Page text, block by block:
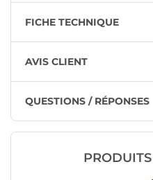
FICHE TECHNIQUE
AVIS CLIENT
QUESTIONS / RÉPONSES